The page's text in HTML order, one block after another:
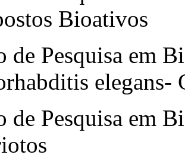
Bioativos
de Pesquisa em
elegans-
de Pesquisa em